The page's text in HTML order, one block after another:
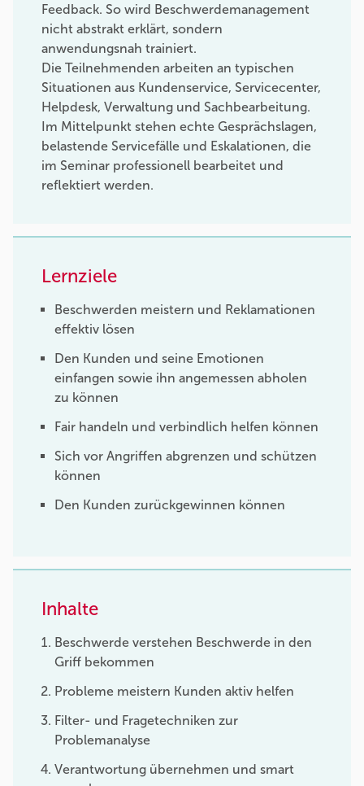
Feedback. So wird Beschwerdemanagement
nicht abstrakt erklärt, sondern
anwendungsnah trainiert.
Die Teilnehmenden arbeiten an typischen
Situationen aus Kundenservice, Servicecenter,
Helpdesk, Verwaltung und Sachbearbeitung.
Im Mittelpunkt stehen echte Gesprächslagen,
belastende Servicefälle und Eskalationen, die
im Seminar professionell bearbeitet und
reflektiert werden.
Lernziele
Beschwerden meistern und Reklamationen
effektiv lösen
Den Kunden und seine Emotionen
einfangen sowie ihn angemessen abholen
zu können
Fair handeln und verbindlich helfen können
Sich vor Angriffen abgrenzen und schützen
können
Den Kunden zurückgewinnen können
Inhalte
Beschwerde verstehen Beschwerde in den
Griff bekommen
Probleme meistern Kunden aktiv helfen
Filter- und Fragetechniken zur
Problemanalyse
Verantwortung übernehmen und smart